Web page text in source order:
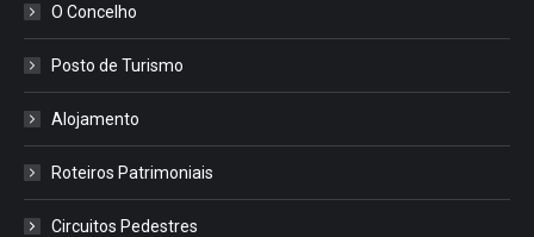
O Concelho
Posto de Turismo
Alojamento
Roteiros Patrimoniais
Circuitos Pedestres